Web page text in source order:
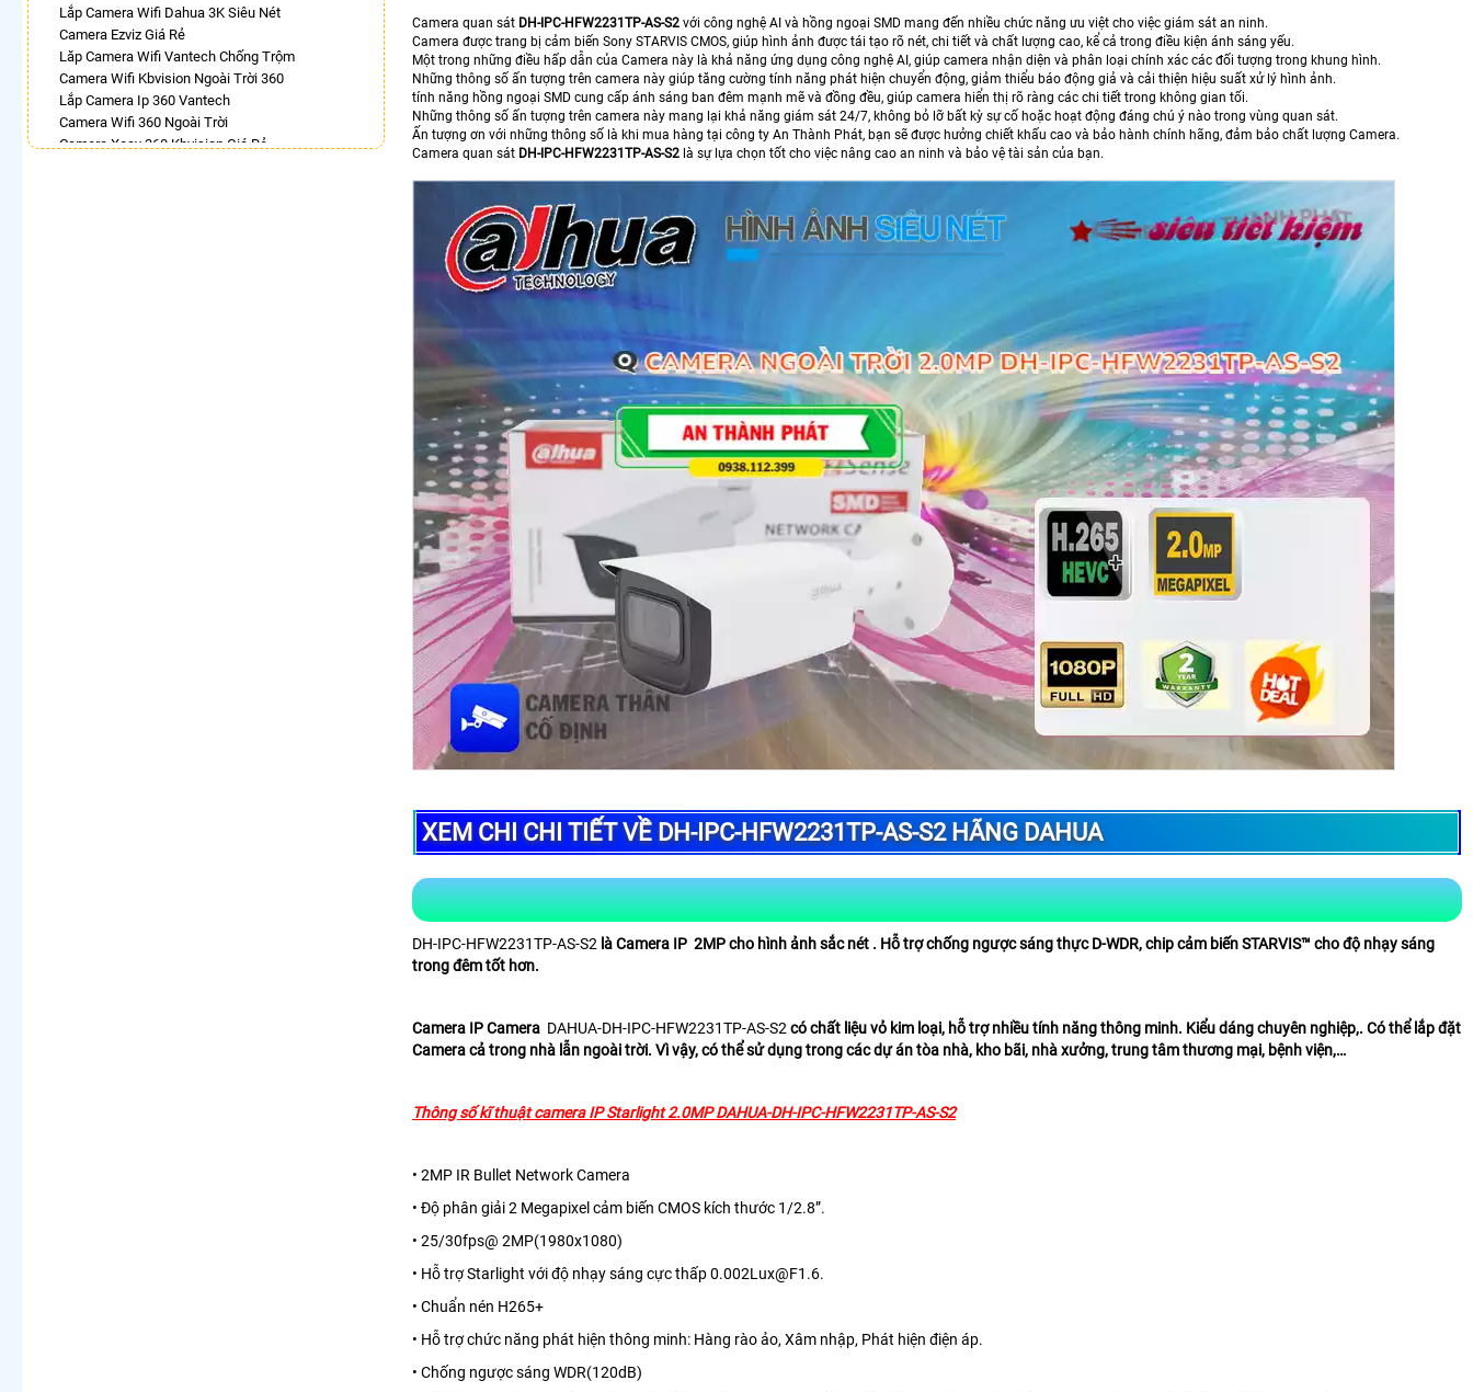
Lắp Camera Wifi Dahua 3K Siêu Nét
Camera Ezviz Giá Rẻ
Lăp Camera Wifi Vantech Chống Trộm
Camera Wifi Kbvision Ngoài Trời 360
Lắp Camera Ip 360 Vantech
Camera Wifi 360 Ngoài Trời
Camera Xoay 360 Kbvision Giá Rẻ
Camera quan sát DH-IPC-HFW2231TP-AS-S2 với công nghệ AI và hồng ngoại SMD mang đến nhiều chức năng ưu việt cho việc giám sát an ninh.
Camera được trang bị cảm biến Sony STARVIS CMOS, giúp hình ảnh được tái tạo rõ nét, chi tiết và chất lượng cao, kể cả trong điều kiện ánh sáng yếu.
Một trong những điều hấp dẫn của Camera này là khả năng ứng dụng công nghệ AI, giúp camera nhận diện và phân loại chính xác các đối tượng trong khung hình.
Những thông số ấn tượng trên camera này giúp tăng cường tính năng phát hiện chuyển động, giảm thiểu báo động giả và cải thiện hiệu suất xử lý hình ảnh.
tính năng hồng ngoại SMD cung cấp ánh sáng ban đêm mạnh mẽ và đồng đều, giúp camera hiển thị rõ ràng các chi tiết trong không gian tối.
Những thông số ấn tượng trên camera này mang lại khả năng giám sát 24/7, không bỏ lỡ bất kỳ sự cố hoặc hoạt động đáng chú ý nào trong vùng quan sát.
Ấn tượng ơn với những thông số là khi mua hàng tại công ty An Thành Phát, bạn sẽ được hưởng chiết khấu cao và bảo hành chính hãng, đảm bảo chất lượng Camera.
Camera quan sát DH-IPC-HFW2231TP-AS-S2 là sự lựa chọn tốt cho việc nâng cao an ninh và bảo vệ tài sản của bạn.
XEM CHI CHI TIẾT VỀ DH-IPC-HFW2231TP-AS-S2 HÃNG DAHUA
DH-IPC-HFW2231TP-AS-S2 là Camera IP 2MP cho hình ảnh sắc nét . Hỗ trợ chống ngược sáng thực D-WDR, chip cảm biến STARVIS™ cho độ nhạy sáng
trong đêm tốt hơn.
Camera IPCamera DAHUA-DH-IPC-HFW2231TP-AS-S2 có chất liệu vỏ kim loại, hỗ trợ nhiều tính năng thông minh. Kiểu dáng chuyên nghiệp,. Có thể lắp đặt
Camera cả trong nhà lẫn ngoài trời. Vì vậy, có thể sử dụng trong các dự án tòa nhà, kho bãi, nhà xưởng, trung tâm thương mại, bệnh viện,…
Thông số kĩ thuật camera IP Starlight 2.0MPDAHUA-DH-IPC-HFW2231TP-AS-S2
• 2MP IR Bullet Network Camera
• Độ phân giải 2 Megapixel cảm biến CMOS kích thước 1/2.8”.
• 25/30fps@ 2MP(1980x1080)
• Hỗ trợ Starlight với độ nhạy sáng cực thấp 0.002Lux@F1.6.
• Chuẩn nén H265+
• Hỗ trợ chức năng phát hiện thông minh: Hàng rào ảo, Xâm nhập, Phát hiện điện áp.
• Chống ngược sáng WDR(120dB)